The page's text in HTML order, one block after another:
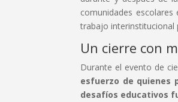
comunidades
trabajo interinstitucional
Un cierre con
Durante el evento de
esfuerzo de quienes
desafíos educativos